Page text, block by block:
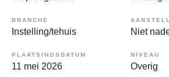
BRANCHE
Instelling/tehuis Niet
PLAATSINGSDATUM
11 mei 2026
NIVEAU
Overig